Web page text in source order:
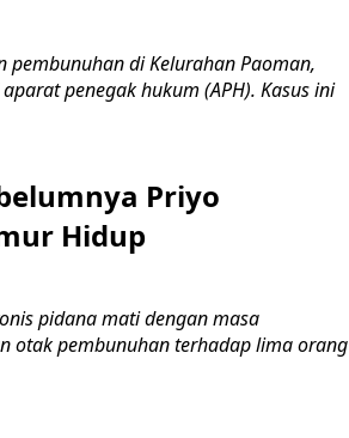
pembunuhan di Kelurahan Paoman,
penegak hukum (APH). Kasus ini
Priyo
Hidup
pidana mati dengan masa
otak pembunuhan terhadap lima orang